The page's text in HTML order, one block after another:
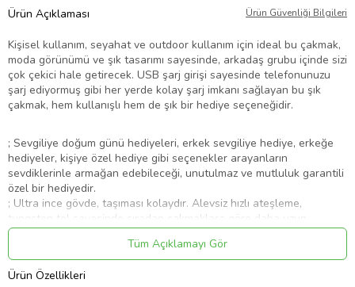
Ürün Açıklaması Ürün Güvenliği Bilgileri
Kişisel kullanım, seyahat ve outdoor kullanım için ideal bu çakmak,
moda görünümü ve şık tasarımı sayesinde, arkadaş grubu içinde sizi
çok çekici hale getirecek. USB şarj girişi sayesinde telefonunuzu
şarj ediyormuş gibi her yerde kolay şarj imkanı sağlayan bu şık
çakmak, hem kullanışlı hem de şık bir hediye seçeneğidir.
; Sevgiliye doğum günü hediyeleri, erkek sevgiliye hediye, erkeğe
hediyeler, kişiye özel hediye gibi seçenekler arayanların
sevdiklerinle armağan edebileceği, unutulmaz ve mutluluk garantili
özel bir hediyedir.
; Ultra ince gövde, taşıması kolaydır. Alevsiz hızlı ateşleme,
tungsten tel sayesinde sıradan çakmaklara göre daha uzun
ömürlüdür.
; Şarj edilebilir güçlü dahili bataryasıyla gaz veya herhangi bir yakıt
gerektirmez.
; USB bağlantısı sayesinde, bir bilgisayar, laptop, powerbank, araç
Tüm Açıklamayı Gör
Ürün Özellikleri